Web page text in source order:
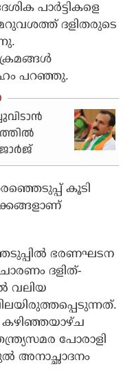
പാർട്ടികളെ
ദളിതരുടെ
പറഞ്ഞു.
കൂടി
ഭരണഘടന
ദളിത്-
വലിയ
കഴിഞ്ഞയാഴ്ച
പോരാളി
അനാച്ഛാദനം